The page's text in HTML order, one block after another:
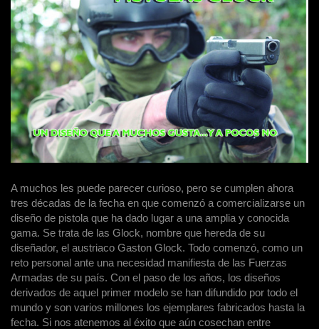
A muchos les puede parecer curioso, pero se cumplen ahora
tres décadas de la fecha en que comenzó a comercializarse un
diseño de pistola que ha dado lugar a una amplia y conocida
gama. Se trata de las Glock, nombre que hereda de su
diseñador, el austriaco Gaston Glock. Todo comenzó, como un
reto personal ante una necesidad manifiesta de las Fuerzas
Armadas de su país. Con el paso de los años, los diseños
derivados de aquel primer modelo se han difundido por todo el
mundo y son varios millones los ejemplares fabricados hasta la
fecha. Si nos atenemos al éxito que aún cosechan entre